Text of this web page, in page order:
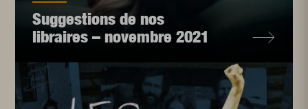
Suggestions de nos
libraires – novembre 2021